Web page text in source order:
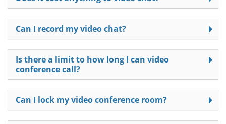
Can I record my video chat?
Is there a limit to how long I can video
conference call?
Can I lock my video conference room?